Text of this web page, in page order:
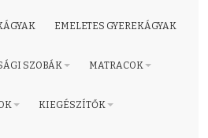
EMELETES GYEREKÁGYAK
SZOBÁK MATRACOK
KIEGÉSZÍTŐK